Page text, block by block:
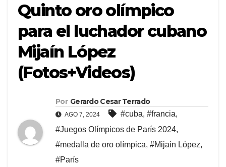
Quinto oro olímpico
para el luchador cubano
Mijaín López
(Fotos+Videos)
Por Gerardo Cesar Terrado
AGO 7, 2024 #cuba, #francia,
#Juegos Olímpicos de París 2024,
#medalla de oro olímpica, #Mijain López,
#París